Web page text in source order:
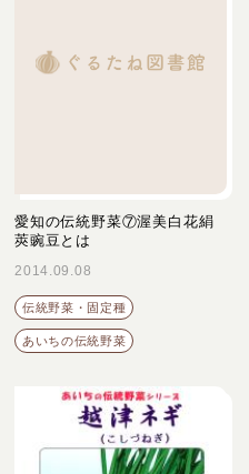
愛知の伝統野菜⑦渥美白花絹
莢豌豆とは
2014.09.08
伝統野菜・固定種
あいちの伝統野菜